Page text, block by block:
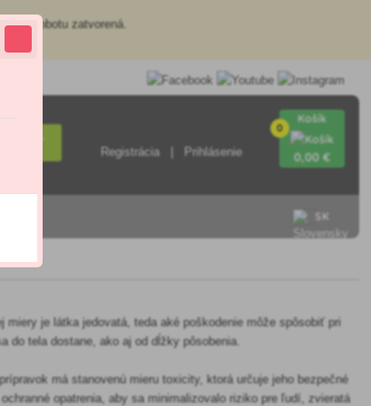
je v sobotu zatvorená.
Hľadať
Registrácia Prihlásenie
0
Košík
0,00 €
SK
je látka jedovatá, teda aké poškodenie môže spôsobiť pri
do tela dostane, ako aj od dĺžky pôsobenia.
prípravok má stanovenú mieru toxicity, ktorá určuje jeho bezpečné
opatrenia, aby sa minimalizovalo riziko pre ľudí, zvieratá